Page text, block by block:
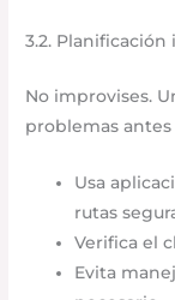
3.2.
No improvises.
problemas antes
Usa
rutas
Verifica el
Evita